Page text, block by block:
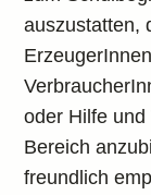
auszustatten,
oder Hilfe
Bereich
freundlich